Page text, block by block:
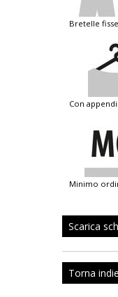
bretelle fisse
con
minimo
Scarica
Torna